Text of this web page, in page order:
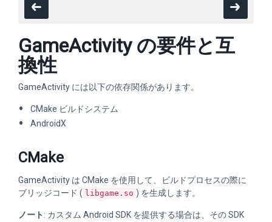
GameActivity の要件と互
換性
GameActivity には以下の依存関係があります。
CMake ビルドシステム
AndroidX
CMake
GameActivity は CMake を使用して、ビルドプロセスの際に
ブリッジコード ( libgame.so ) を生成します。
ノート : カスタム Android SDK を提供する場合は、その SDK